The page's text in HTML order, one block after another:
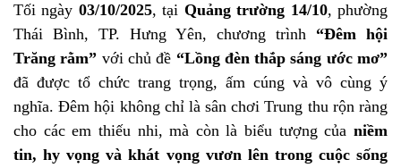
Tối ngày 03/10/2025, tại Quảng trường 14/10, phường
Thái Bình, TP. Hưng Yên, chương trình “Đêm hội
Trăng rằm” với chủ đề “Lồng đèn thắp sáng ước mơ”
đã được tổ chức trang trọng, ấm cúng và vô cùng ý
nghĩa. Đêm hội không chỉ là sân chơi Trung thu rộn ràng
cho các em thiếu nhi, mà còn là biểu tượng của niềm
tin, hy vọng và khát vọng vươn lên trong cuộc sống